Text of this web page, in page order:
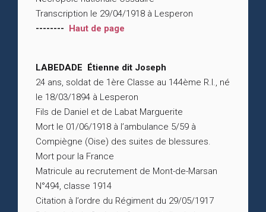
Transcription le 29/04/1918 à Lesperon
-------- Haut de page
LABEDADE Étienne dit Joseph
24 ans, soldat de 1ère Classe au 144ème R.I., né
le 18/03/1894 à Lesperon
Fils de Daniel et de Labat Marguerite
Mort le 01/06/1918 à l’ambulance 5/59 à
Compiègne (Oise) des suites de blessures.
Mort pour la France
Matricule au recrutement de Mont-de-Marsan
N°494, classe 1914
Citation à l’ordre du Régiment du 29/05/1917